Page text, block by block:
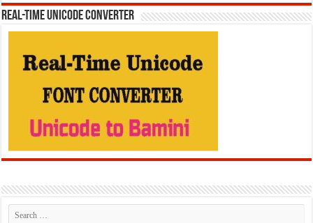
REAL-TIME UNICODE CONVERTER